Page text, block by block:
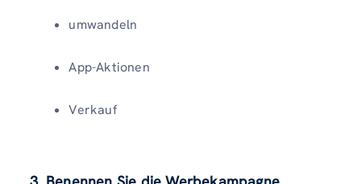
umwandeln
App-Aktionen
Verkauf